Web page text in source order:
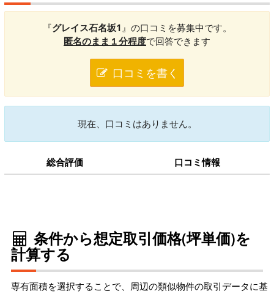
『グレイス石名坂1 』の口コミを募集中です。
匿名のまま１分程度で回答できます
口コミを書く
現在、口コミはありません。
総合評価 口コミ情報
条件から想定取引価格(坪単価)を
計算する
専有面積を選択することで、周辺の類似物件の取引データに基